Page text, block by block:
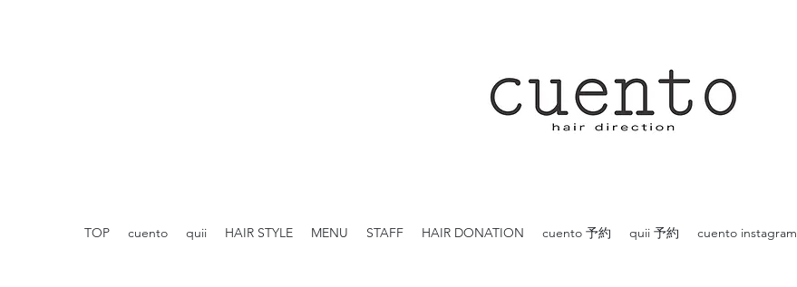
TOP cuento quii HAIR STYLE MENU STAFF HAIR DONATION cuento 予約 quii 予約 cuento instagram